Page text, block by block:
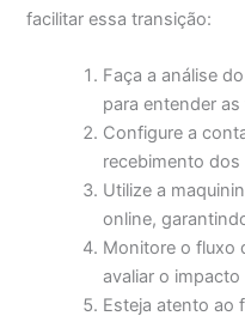
facilitar essa transição:
Faça a análise
para entender
Configure a
recebimento
Utilize a
online,
Monitore o fluxo
avaliar o
Esteja atento ao